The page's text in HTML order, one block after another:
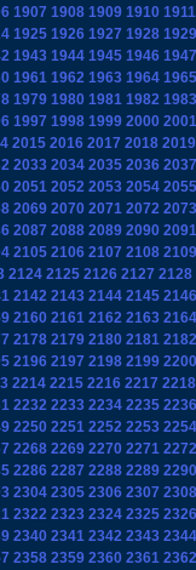
1907 1908 1909 1910 1911
1925 1926 1927 1928 1929
1943 1944 1945 1946 1947
1961 1962 1963 1964 1965
1979 1980 1981 1982 1983
1997 1998 1999 2000 2001
2015 2016 2017 2018 2019
2033 2034 2035 2036 2037
2051 2052 2053 2054 2055
2069 2070 2071 2072 2073
2087 2088 2089 2090 2091
2105 2106 2107 2108 2109
2124 2125 2126 2127 2128
2142 2143 2144 2145 2146
2160 2161 2162 2163 2164
2178 2179 2180 2181 2182
2196 2197 2198 2199 2200
2214 2215 2216 2217 2218
2232 2233 2234 2235 2236
2250 2251 2252 2253 2254
2268 2269 2270 2271 2272
2286 2287 2288 2289 2290
2304 2305 2306 2307 2308
2322 2323 2324 2325 2326
2340 2341 2342 2343 2344
2358 2359 2360 2361 2362